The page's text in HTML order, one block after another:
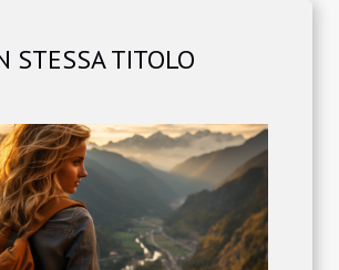
STESSA TITOLO